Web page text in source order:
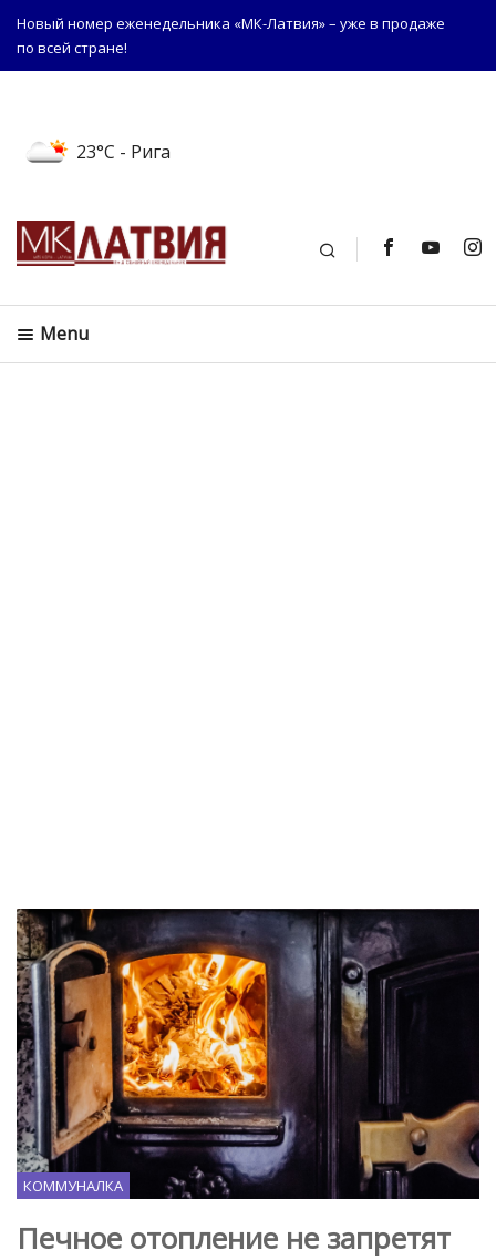
Новый номер еженедельника «МК-Латвия» – уже в продаже
по всей стране!
23°C - Рига
Поиск
Menu
КОММУНАЛКА
Печное отопление не запретят